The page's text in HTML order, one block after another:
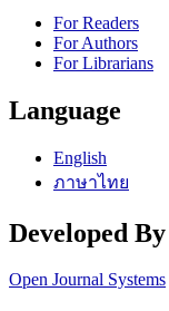
For Readers
For Authors
For Librarians
Language
English
ภาษาไทย
Developed By
Open Journal Systems